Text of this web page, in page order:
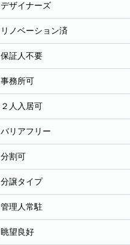
デザイナーズ
リノベーション済
保証人不要
事務所可
２人入居可
バリアフリー
分割可
分譲タイプ
管理人常駐
眺望良好